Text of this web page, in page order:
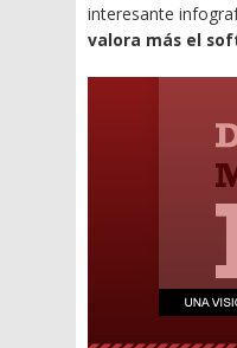
interesante
valora más el